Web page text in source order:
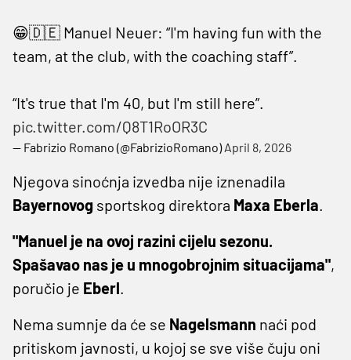
😁🇩🇪 Manuel Neuer: “I'm having fun with the
team, at the club, with the coaching staff”.
“It's true that I'm 40, but I'm still here”.
pic.twitter.com/Q8T1RoOR3C
— Fabrizio Romano (@FabrizioRomano)April 8, 2026
Njegova sinoćnja izvedba nije iznenadila
Bayernovog sportskog direktora Maxa Eberla.
"Manuel je na ovoj razini cijelu sezonu.
Spašavao nas je u mnogobrojnim situacijama",
poručio je Eberl.
Nema sumnje da će se Nagelsmann naći pod
pritiskom javnosti, u kojoj se sve više čuju oni